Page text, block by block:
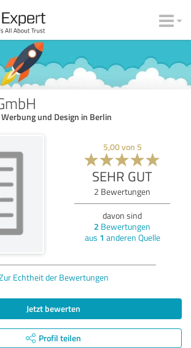
und Design in Berlin
5,00von 5
SEHR GUT
2 Bewertungen
davon sind
2 Bewertungen
aus 1 anderen Quelle
Echtheit der Bewertungen
Jetzt bewerten
Profil teilen